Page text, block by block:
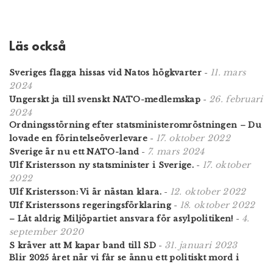
Läs också
Sveriges flagga hissas vid Natos högkvarter- 11. mars
2024
Ungerskt ja till svenskt NATO-medlemskap - 26. februari
2024
Ordningsstörning efter statsministeromröstningen – Du
lovade en förintelseöverlevare - 17. oktober 2022
Sverige är nu ett NATO-land - 7. mars 2024
Ulf Kristersson ny statsminister i Sverige.- 17. oktober
2022
Ulf Kristersson: Vi är nästan klara.- 12. oktober 2022
UIf Kristerssons regeringsförklaring- 18. oktober 2022
– Låt aldrig Miljöpartiet ansvara för asylpolitiken! - 4.
september 2020
S kräver att M kapar band till SD- 31. januari 2023
Blir 2025 året när vi får se ännu ett politiskt mord i